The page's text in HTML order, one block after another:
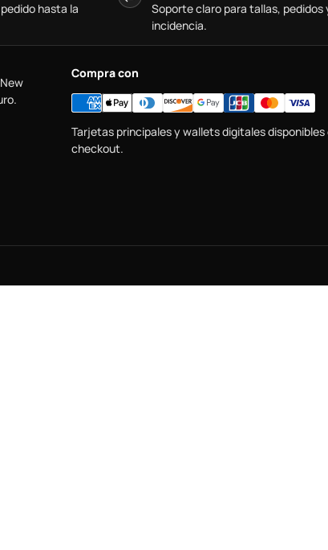
hasta la
Soporte claro para tallas, pedidos
incidencia.
Compra con
Tarjetas principales y wallets digitales disponibles
checkout.